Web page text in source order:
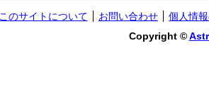
このサイトについて お問い合わせ
個人情
Copyright ©